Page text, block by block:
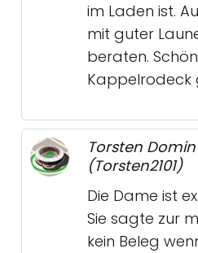
im Laden ist.
mit guter
beraten.
Kappelrodeck
Torsten Domin
(Torsten2101)
Die Dame ist
Sie sagte zur
kein Beleg